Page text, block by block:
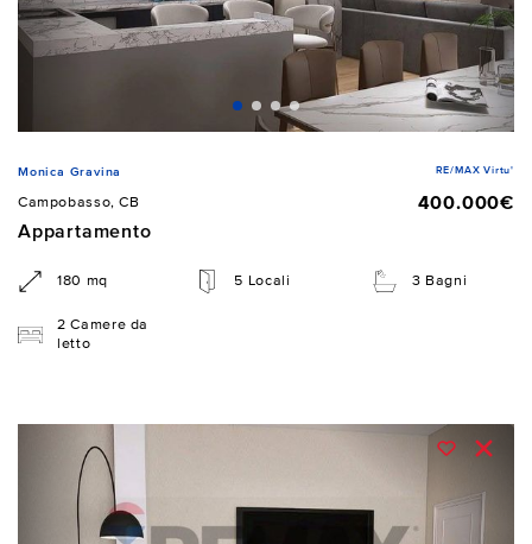
Monica Gravina RE/MAX Virtu'
Campobasso, CB
400.000€
Appartamento
180 mq 5 Locali 3 Bagni
2 Camere da
letto